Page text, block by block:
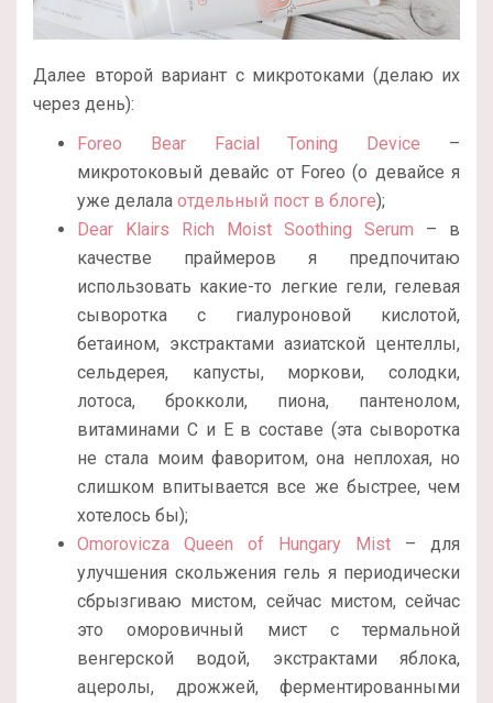
Далее второй вариант с микротоками (делаю их
через день):
Foreo Bear Facial Toning Device –
микротоковый девайс от Foreo (о девайсе я
уже делала отдельный пост в блоге);
Dear Klairs Rich Moist Soothing Serum – в
качестве праймеров я предпочитаю
использовать какие-то легкие гели, гелевая
сыворотка с гиалуроновой кислотой,
бетаином, экстрактами азиатской центеллы,
сельдерея, капусты, моркови, солодки,
лотоса, брокколи, пиона, пантенолом,
витаминами С и Е в составе (эта сыворотка
не стала моим фаворитом, она неплохая, но
слишком впитывается все же быстрее, чем
хотелось бы);
Omorovicza Queen of Hungary Mist – для
улучшения скольжения гель я периодически
сбрызгиваю мистом, сейчас мистом, сейчас
это оморовичный мист с термальной
венгерской водой, экстрактами яблока,
ацеролы, дрожжей, ферментированными